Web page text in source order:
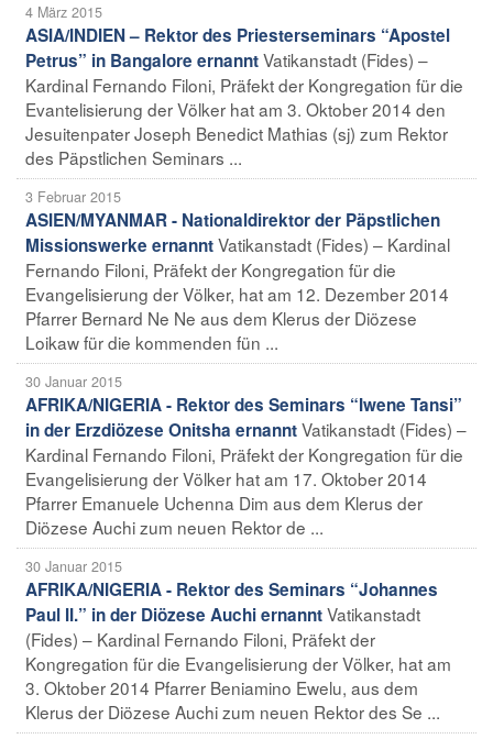
4 März 2015
ASIA/INDIEN – Rektor des Priesterseminars “Apostel
Petrus” in Bangalore ernanntVatikanstadt (Fides) –
Kardinal Fernando Filoni, Präfekt der Kongregation für die
Evantelisierung der Völker hat am 3. Oktober 2014 den
Jesuitenpater Joseph Benedict Mathias (sj) zum Rektor
des Päpstlichen Seminars ...
3 Februar 2015
ASIEN/MYANMAR - Nationaldirektor der Päpstlichen
Missionswerke ernanntVatikanstadt (Fides) – Kardinal
Fernando Filoni, Präfekt der Kongregation für die
Evangelisierung der Völker, hat am 12. Dezember 2014
Pfarrer Bernard Ne Ne aus dem Klerus der Diözese
Loikaw für die kommenden fün ...
30 Januar 2015
AFRIKA/NIGERIA - Rektor des Seminars “Iwene Tansi”
in der Erzdiözese Onitsha ernanntVatikanstadt (Fides) –
Kardinal Fernando Filoni, Präfekt der Kongregation für die
Evangelisierung der Völker hat am 17. Oktober 2014
Pfarrer Emanuele Uchenna Dim aus dem Klerus der
Diözese Auchi zum neuen Rektor de ...
30 Januar 2015
AFRIKA/NIGERIA - Rektor des Seminars “Johannes
Paul II.” in der Diözese Auchi ernanntVatikanstadt
(Fides) – Kardinal Fernando Filoni, Präfekt der
Kongregation für die Evangelisierung der Völker, hat am
3. Oktober 2014 Pfarrer Beniamino Ewelu, aus dem
Klerus der Diözese Auchi zum neuen Rektor des Se ...